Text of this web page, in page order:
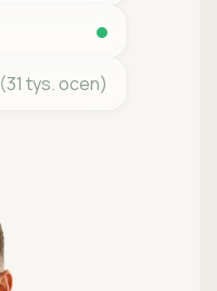
(31 tys. ocen)